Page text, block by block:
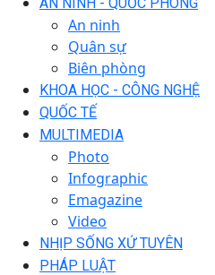
An ninh
Quân sự
Biên phòng
KHOA HỌC - CÔNG NGHỆ
QUỐC TẾ
MULTIMEDIA
Photo
Infographic
Emagazine
Video
NHỊP SỐNG XỨ TUYÊN
PHÁP LUẬT